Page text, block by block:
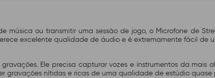
ou transmitir uma sessão de jogo, o Microfone de
excelente qualidade de áudio e é extremamente fácil de
Ele precisa capturar vozes e instrumentos da mais
gravações nítidas e ricas de uma qualidade de estúdio quase